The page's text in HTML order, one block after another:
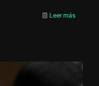
Leer más